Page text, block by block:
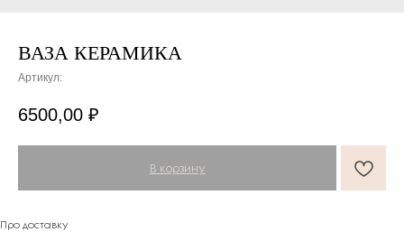
ВАЗА КЕРАМИКА
Артикул:
6500,00 ₽
В корзину
Про доставку